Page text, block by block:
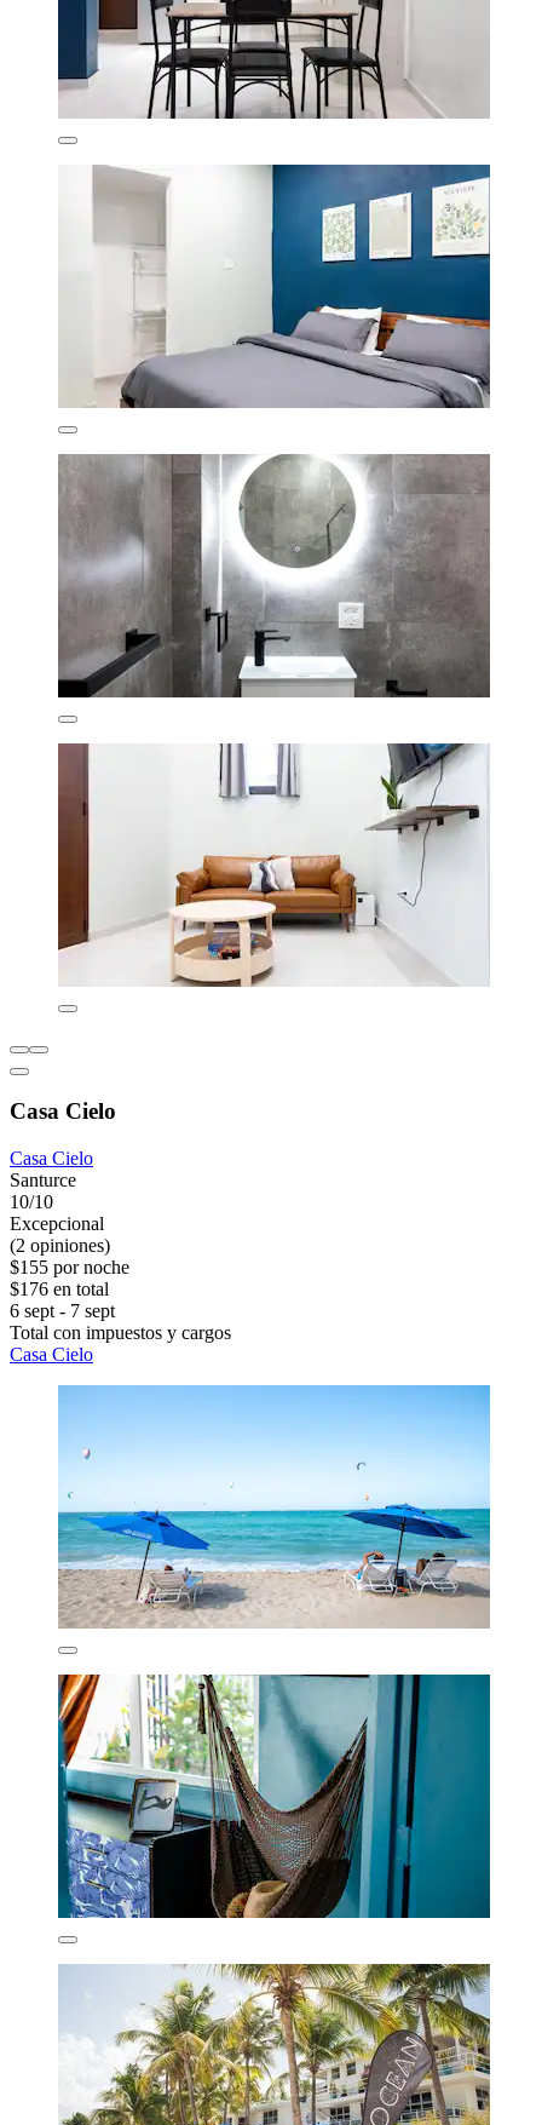
Casa Cielo
Casa Cielo
Santurce
10/10
Excepcional
(2 opiniones)
$155 por noche
$176 en total
6 sept - 7 sept
Total con impuestos y cargos
Casa Cielo